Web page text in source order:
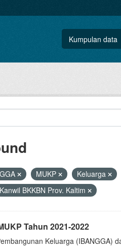
Kumpulan data
MUKP Keluarga
Kanwil BKKBN Prov. Kaltim
Tahun 2021-2022
Keluarga (IBANGGA)